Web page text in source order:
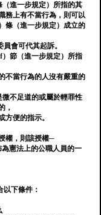
（進一步規定）所指的其
務上有不當行為，則可以
條（進一步規定）成立的
會可代其起訴。
節（進一步規定）所指
不當行為的人沒有嚴重的
不足道的或屬於輕罪性
，
方便的指示。
權，則該授權─
憲法上的公職人員的一
下條件：